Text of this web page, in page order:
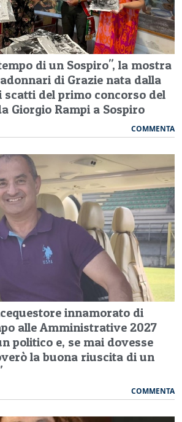
di un Sospiro", la mostra
di Grazie nata dalla
scatti del primo concorso del
Giorgio Rampi a Sospiro
COMMENTA
innamorato di
alle Amministrative 2027
politico e, se mai dovesse
la buona riuscita di un
COMMENTA